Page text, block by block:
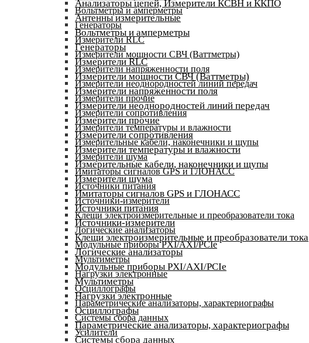
Вольтметры и амперметры
Генераторы
Измерители RLC
Измерители мощности СВЧ (Ваттметры)
Измерители напряженности поля
Измерители неоднородностей линий передач
Измерители прочие
Измерители сопротивления
Измерители температуры и влажности
Измерительные кабели, наконечники и щупы
Измерители шума
Имитаторы сигналов GPS и ГЛОНАСС
Источники питания
Источники-измерители
Клещи электроизмерительные и преобразователи тока
Логические анализаторы
Модульные приборы PXI/AXI/PCIe
Мультиметры
Нагрузки электронные
Осциллографы
Параметрические анализаторы, характериографы
Системы сбора данных
Усилители
Анализаторы цепей, Измерители КСВН и ККПО
Антенны измерительные
Вольтметры и амперметры
Генераторы
Измерители RLC
Измерители мощности СВЧ (Ваттметры)
Измерители напряженности поля
Измерители неоднородностей линий передач
Измерители прочие
Измерители сопротивления
Измерители температуры и влажности
Измерительные кабели, наконечники и щупы
Измерители шума
Имитаторы сигналов GPS и ГЛОНАСС
Источники питания
Источники-измерители
Клещи электроизмерительные и преобразователи тока
Логические анализаторы
Модульные приборы PXI/AXI/PCIe
Мультиметры
Нагрузки электронные
Осциллографы
Параметрические анализаторы, характериографы
Системы сбора данных